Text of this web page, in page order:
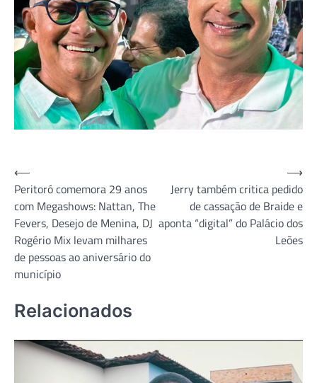
Navegação
de
Post
⟵
Peritoró comemora 29 anos
com Megashows: Nattan, The
Fevers, Desejo de Menina, DJ
Rogério Mix levam milhares
de pessoas ao aniversário do
município
Jerry também critica pedido
de cassação de Braide e
aponta “digital” do Palácio dos
Leões
⟶
Relacionados